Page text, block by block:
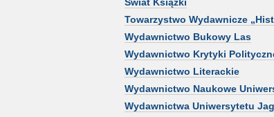
Towarzystwo Wydawnicze
Wydawnictwo Bukowy Las
Wydawnictwo Krytyki
Wydawnictwo Literackie
Wydawnictwo Naukowe
Wydawnictwa Uniwersytetu